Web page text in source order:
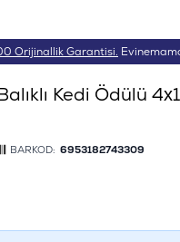
Orijinallik Garantisi.
Kedi Ödülü
BARKOD: 6953182743309